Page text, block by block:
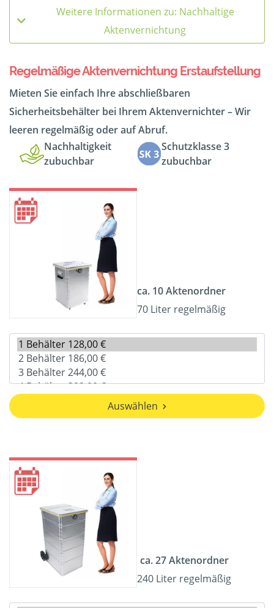
Weitere Informationen zu: Nachhaltige
Aktenvernichtung
Regelmäßige Aktenvernichtung Erstaufstellung
Mieten Sie einfach Ihre abschließbaren
Sicherheitsbehälter bei Ihrem Aktenvernichter – Wir
leeren regelmäßig oder auf Abruf.
Nachhaltigkeit
zubuchbar
Schutzklasse 3
zubuchbar
ca. 10 Aktenordner
70 Liter regelmäßig
Auswählen
ca. 27 Aktenordner
240 Liter regelmäßig